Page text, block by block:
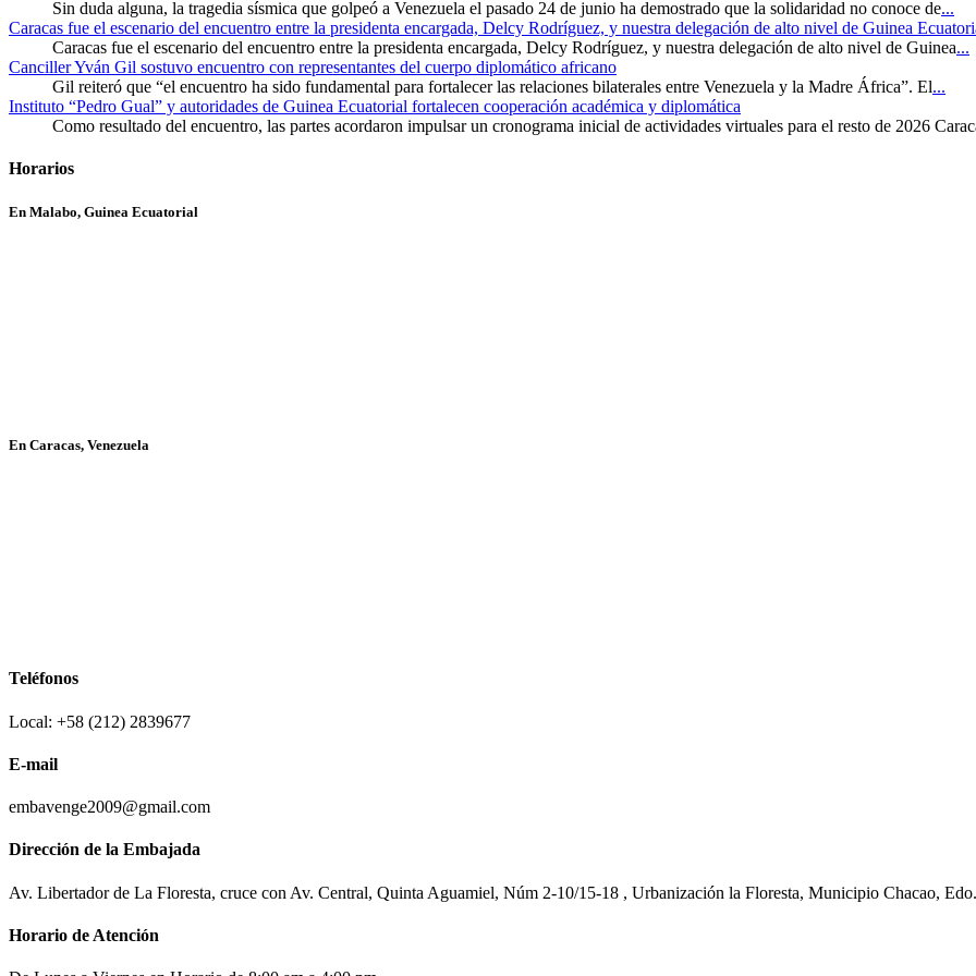
Sin duda alguna, la tragedia sísmica que golpeó a Venezuela el pasado 24 de junio ha demostrado que la solidaridad no conoce de...
Caracas fue el escenario del encuentro entre la presidenta encargada, Delcy Rodríguez, y nuestra delegación de alto nivel de Guinea
Caracas fue el escenario del encuentro entre la presidenta encargada, Delcy Rodríguez, y nuestra delegación de alto nivel de Guinea...
Canciller Yván Gil sostuvo encuentro con representantes del cuerpo diplomático africano
Gil reiteró que “el encuentro ha sido fundamental para fortalecer las relaciones bilaterales entre Venezuela y la Madre África”. El...
Instituto “Pedro Gual” y autoridades de Guinea Ecuatorial fortalecen cooperación académica y diplomática
Como resultado del encuentro, las partes acordaron impulsar un cronograma inicial de actividades virtuales para el resto de 2026
Horarios
En Malabo, Guinea Ecuatorial
En Caracas, Venezuela
Teléfonos
Local: +58 (212) 2839677
E-mail
embavenge2009@gmail.com
Dirección de la Embajada
Av. Libertador de La Floresta, cruce con Av. Central, Quinta Aguamiel, Núm 2-10/15-18 , Urbanización la Floresta, Municipio Chacao,
Horario de Atención